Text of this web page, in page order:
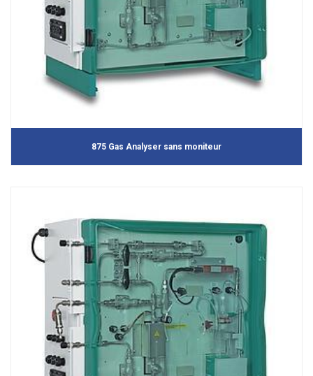
875 Gas Analyser sans moniteur